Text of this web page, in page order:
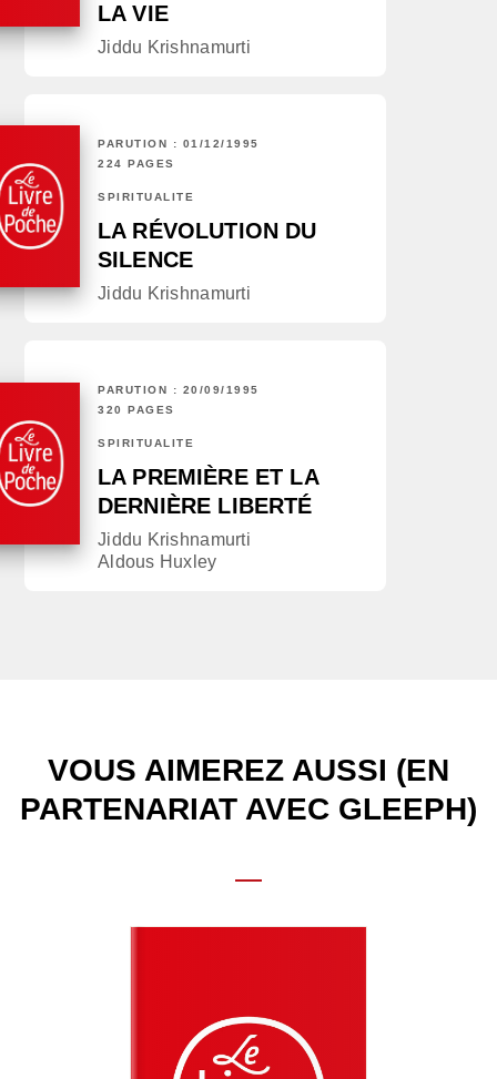
LA VIE
Jiddu Krishnamurti
PARUTION : 01/12/1995
224 PAGES
SPIRITUALITÉ
LA RÉVOLUTION DU
SILENCE
Jiddu Krishnamurti
PARUTION : 20/09/1995
320 PAGES
SPIRITUALITÉ
LA PREMIÈRE ET LA
DERNIÈRE LIBERTÉ
Jiddu Krishnamurti
Aldous Huxley
VOUS AIMEREZ AUSSI (EN
PARTENARIAT AVEC GLEEPH)